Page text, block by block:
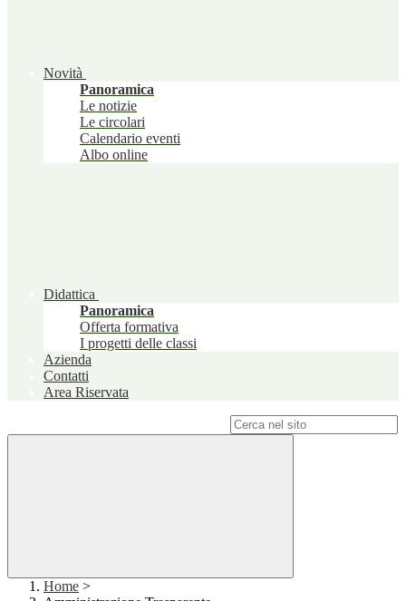
Novità
Panoramica
Le notizie
Le circolari
Calendario eventi
Albo online
Didattica
Panoramica
Offerta formativa
I progetti delle classi
Azienda
Contatti
Area Riservata
Home >